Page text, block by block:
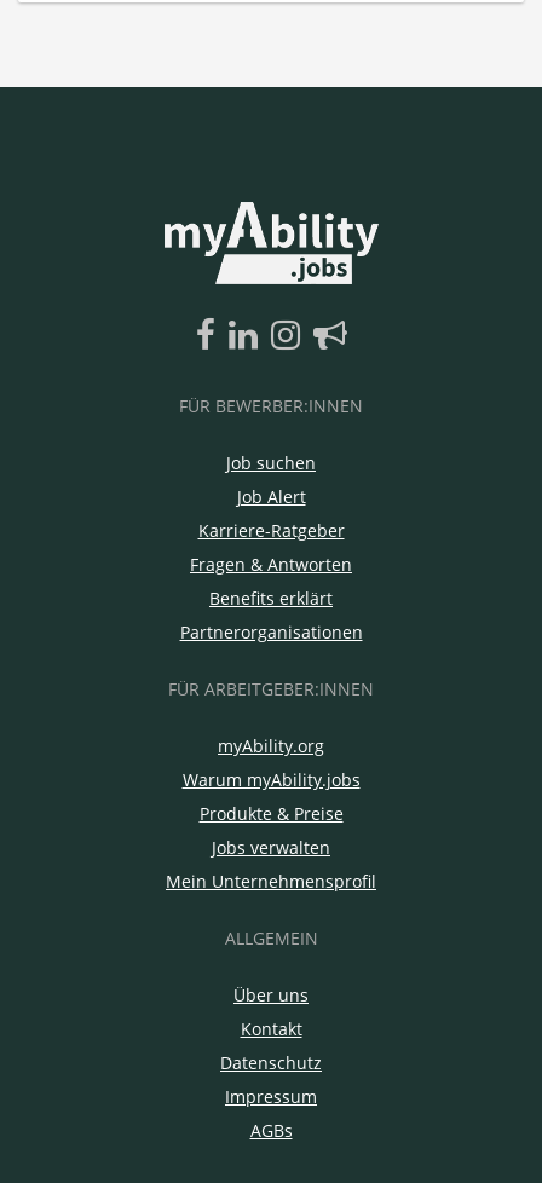
FÜR BEWERBER:INNEN
Job suchen
Job Alert
Karriere-Ratgeber
Fragen & Antworten
Benefits erklärt
Partnerorganisationen
FÜR ARBEITGEBER:INNEN
myAbility.org
Warum myAbility.jobs
Produkte & Preise
Jobs verwalten
Mein Unternehmensprofil
ALLGEMEIN
Über uns
Kontakt
Datenschutz
Impressum
AGBs